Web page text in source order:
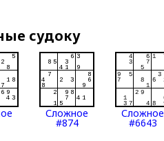
судоку
Сложное
#874
Сложное
#6643